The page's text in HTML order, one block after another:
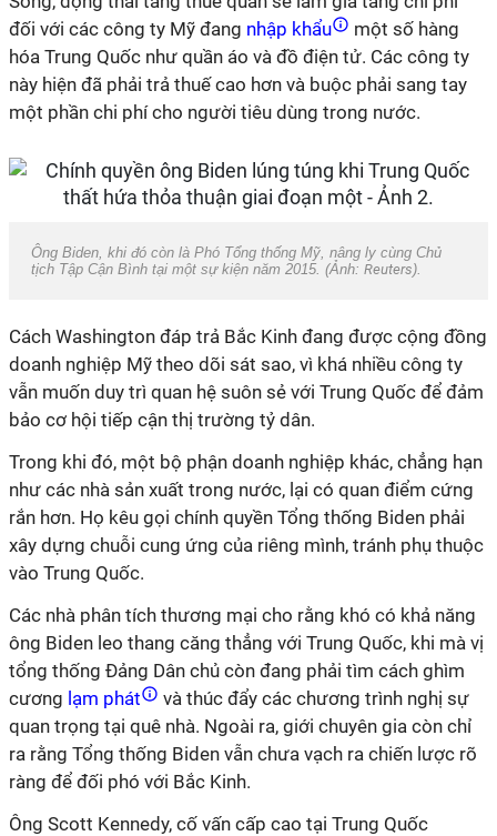
đối với các công ty Mỹ đang nhập khẩu
một số hàng
hóa Trung Quốc như quần áo và đồ điện tử. Các công ty
này hiện đã phải trả thuế cao hơn và buộc phải sang tay
một phần chi phí cho người tiêu dùng trong nước.
Ông Biden, khi đó còn là Phó Tổng thống Mỹ, nâng ly cùng Chủ
tịch Tập Cận Bình tại một sự kiện năm 2015. (Ảnh: Reuters).
Cách Washington đáp trả Bắc Kinh đang được cộng đồng
doanh nghiệp Mỹ theo dõi sát sao, vì khá nhiều công ty
vẫn muốn duy trì quan hệ suôn sẻ với Trung Quốc để đảm
bảo cơ hội tiếp cận thị trường tỷ dân.
Trong khi đó, một bộ phận doanh nghiệp khác, chẳng hạn
như các nhà sản xuất trong nước, lại có quan điểm cứng
rắn hơn. Họ kêu gọi chính quyền Tổng thống Biden phải
xây dựng chuỗi cung ứng của riêng mình, tránh phụ thuộc
vào Trung Quốc.
Các nhà phân tích thương mại cho rằng khó có khả năng
ông Biden leo thang căng thẳng với Trung Quốc, khi mà vị
tổng thống Đảng Dân chủ còn đang phải tìm cách ghìm
cương lạm phát
và thúc đẩy các chương trình nghị sự
quan trọng tại quê nhà. Ngoài ra, giới chuyên gia còn chỉ
ra rằng Tổng thống Biden vẫn chưa vạch ra chiến lược rõ
ràng để đối phó với Bắc Kinh.
Ông Scott Kennedy, cố vấn cấp cao tại Trung Quốc